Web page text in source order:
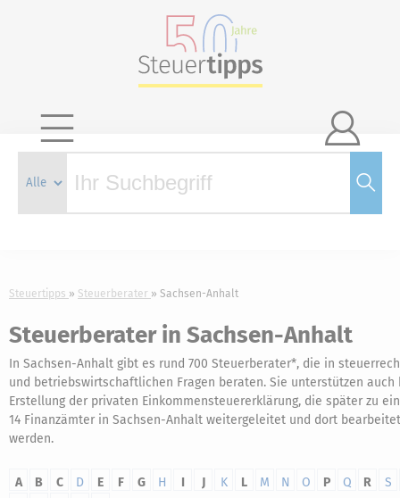

Steuertipps Steuerberater Sachsen-Anhalt
Steuerberater in Sachsen-Anhalt
In Sachsen-Anhalt gibt es rund 700 Steuerberater*, die in
und betriebswirtschaftlichen Fragen beraten. Sie unterstützen auch
Erstellung der privaten Einkommensteuererklärung, die später zu
14 Finanzämter in Sachsen-Anhalt weitergeleitet und dort bearbeitet
werden.
A B C D E F G H I J K L M N O P Q R
S